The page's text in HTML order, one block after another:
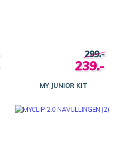
MY JUNIOR KIT
299.-
239.-